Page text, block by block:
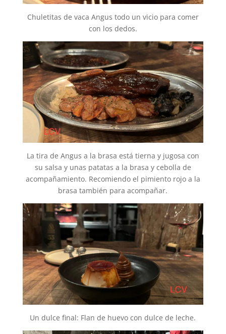
Chuletitas de vaca Angus todo un vicio para comer
con los dedos.
La tira de Angus a la brasa está tierna y jugosa con
su salsa y unas patatas a la brasa y cebolla de
acompañamiento. Recomiendo el pimiento rojo a la
brasa también para acompañar.
Un dulce final: Flan de huevo con dulce de leche.